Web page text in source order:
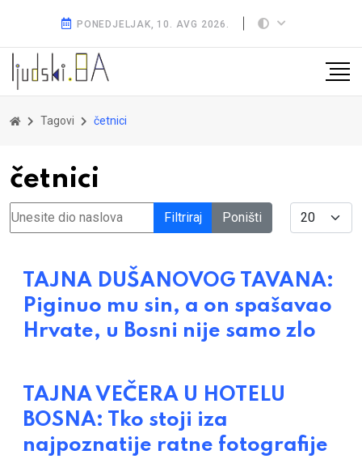
PONEDJELJAK, 10. AVG 2026.
Tagovi četnici
četnici
Unesite dio naslova Filtriraj Poništi Display #
TAJNA DUŠANOVOG TAVANA:
Piginuo mu sin, a on spašavao
Hrvate, u Bosni nije samo zlo
TAJNA VEČERA U HOTELU
BOSNA: Tko stoji iza
najpoznatije ratne fotografije